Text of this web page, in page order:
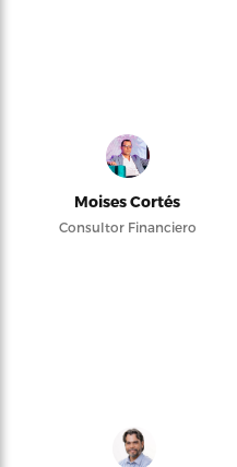
Moises Cortés
Consultor Financiero